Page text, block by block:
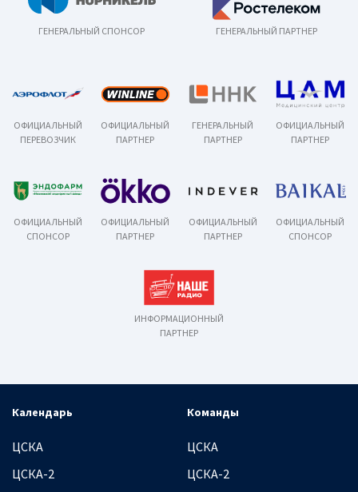
ГЕНЕРАЛЬНЫЙ СПОНСОР ГЕНЕРАЛЬНЫЙ ПАРТНЕР
ОФИЦИАЛЬНЫЙ
ПЕРЕВОЗЧИК
ОФИЦИАЛЬНЫЙ
ПАРТНЕР
ГЕНЕРАЛЬНЫЙ
ПАРТНЕР
ОФИЦИАЛЬНЫЙ
ПАРТНЕР
ОФИЦИАЛЬНЫЙ
СПОНСОР
ОФИЦИАЛЬНЫЙ
ПАРТНЕР
ОФИЦИАЛЬНЫЙ
ПАРТНЕР
ОФИЦИАЛЬНЫЙ
СПОНСОР
ИНФОРМАЦИОННЫЙ
ПАРТНЕР
Календарь
ЦСКА
ЦСКА-2
Команды
ЦСКА
ЦСКА-2